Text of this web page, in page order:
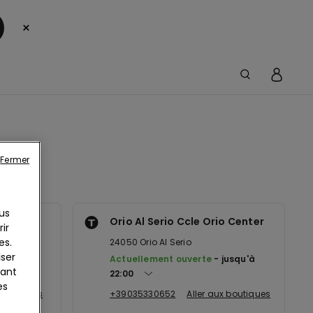
×
Orio Al Serio Ccle Orio Center
24050 Orio Al Serio
Actuellement ouverte
jusqu'à
22:00
+39035330652
Aller aux boutiques
Fermer